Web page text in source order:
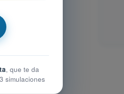
, que te da
simulaciones